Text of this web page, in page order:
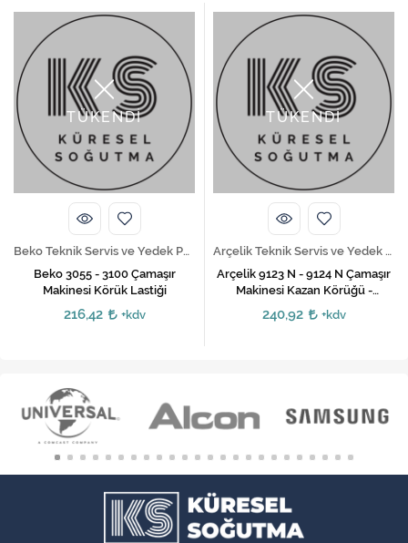
TÜKENDİ
Beko Teknik Servis ve Yedek Parça Hizmetleri
Beko 3055 - 3100 Çamaşır
Makinesi Körük Lastiği
216,42 +kdv
TÜKENDİ
Arçelik Teknik Servis ve Yedek Parça Hizmetleri
Arçelik 9123 N - 9124 N Çamaşır
Makinesi Kazan Körüğü -
2710540500
240,92 +kdv